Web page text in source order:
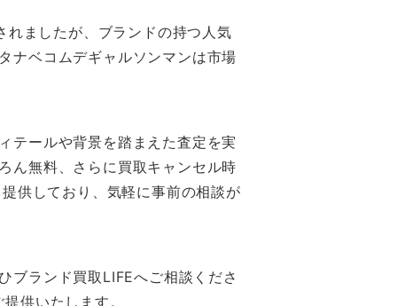
れましたが、ブランドの持つ人気
ナベコムデギャルソンマンは市場
テールや背景を踏まえた査定を実
ん無料、さらに買取キャンセル時
供しており、気軽に事前の相談が
ブランド買取LIFEへご相談くださ
供いたします。